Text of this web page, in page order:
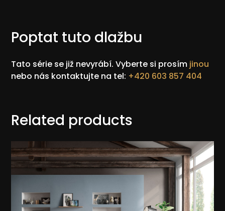
Poptat tuto dlažbu
Tato série se již nevyrábí. Vyberte si prosím jinou
nebo nás kontaktujte na tel: +420 603 857 404
Related products